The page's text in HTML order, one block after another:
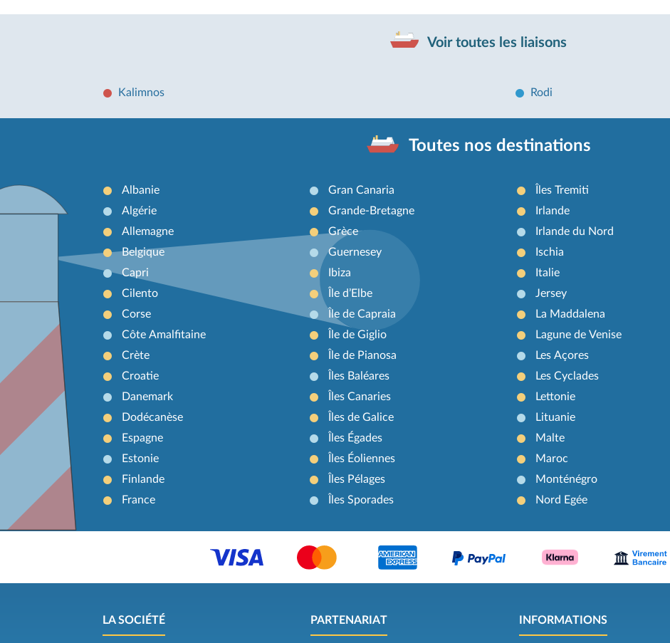
Voir toutes les liaisons
Kalimnos Rodi
Toutes nos destinations
Albanie
Algérie
Allemagne
Belgique
Capri
Cilento
Corse
Côte Amalfitaine
Crète
Croatie
Danemark
Dodécanèse
Espagne
Estonie
Finlande
France
Gran Canaria
Grande-Bretagne
Grèce
Guernesey
Ibiza
Île d’Elbe
Île de Capraia
Île de Giglio
Île de Pianosa
Îles Baléares
Îles Canaries
Îles de Galice
Îles Égades
Îles Éoliennes
Îles Pélages
Îles Sporades
Îles Tremiti
Irlande
Irlande du Nord
Ischia
Italie
Jersey
La Maddalena
Lagune de Venise
Les Açores
Les Cyclades
Lettonie
Lituanie
Malte
Maroc
Monténégro
Nord Egée
LA SOCIÉTÉ PARTENARIAT INFORMATIONS